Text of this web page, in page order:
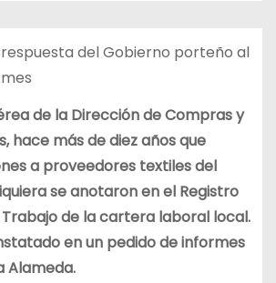
del Gobierno porteño al
de la Dirección de Compras y
hace más de diez años que
a proveedores textiles del
se anotaron en el Registro
de la cartera laboral local.
en un pedido de informes
Alameda.